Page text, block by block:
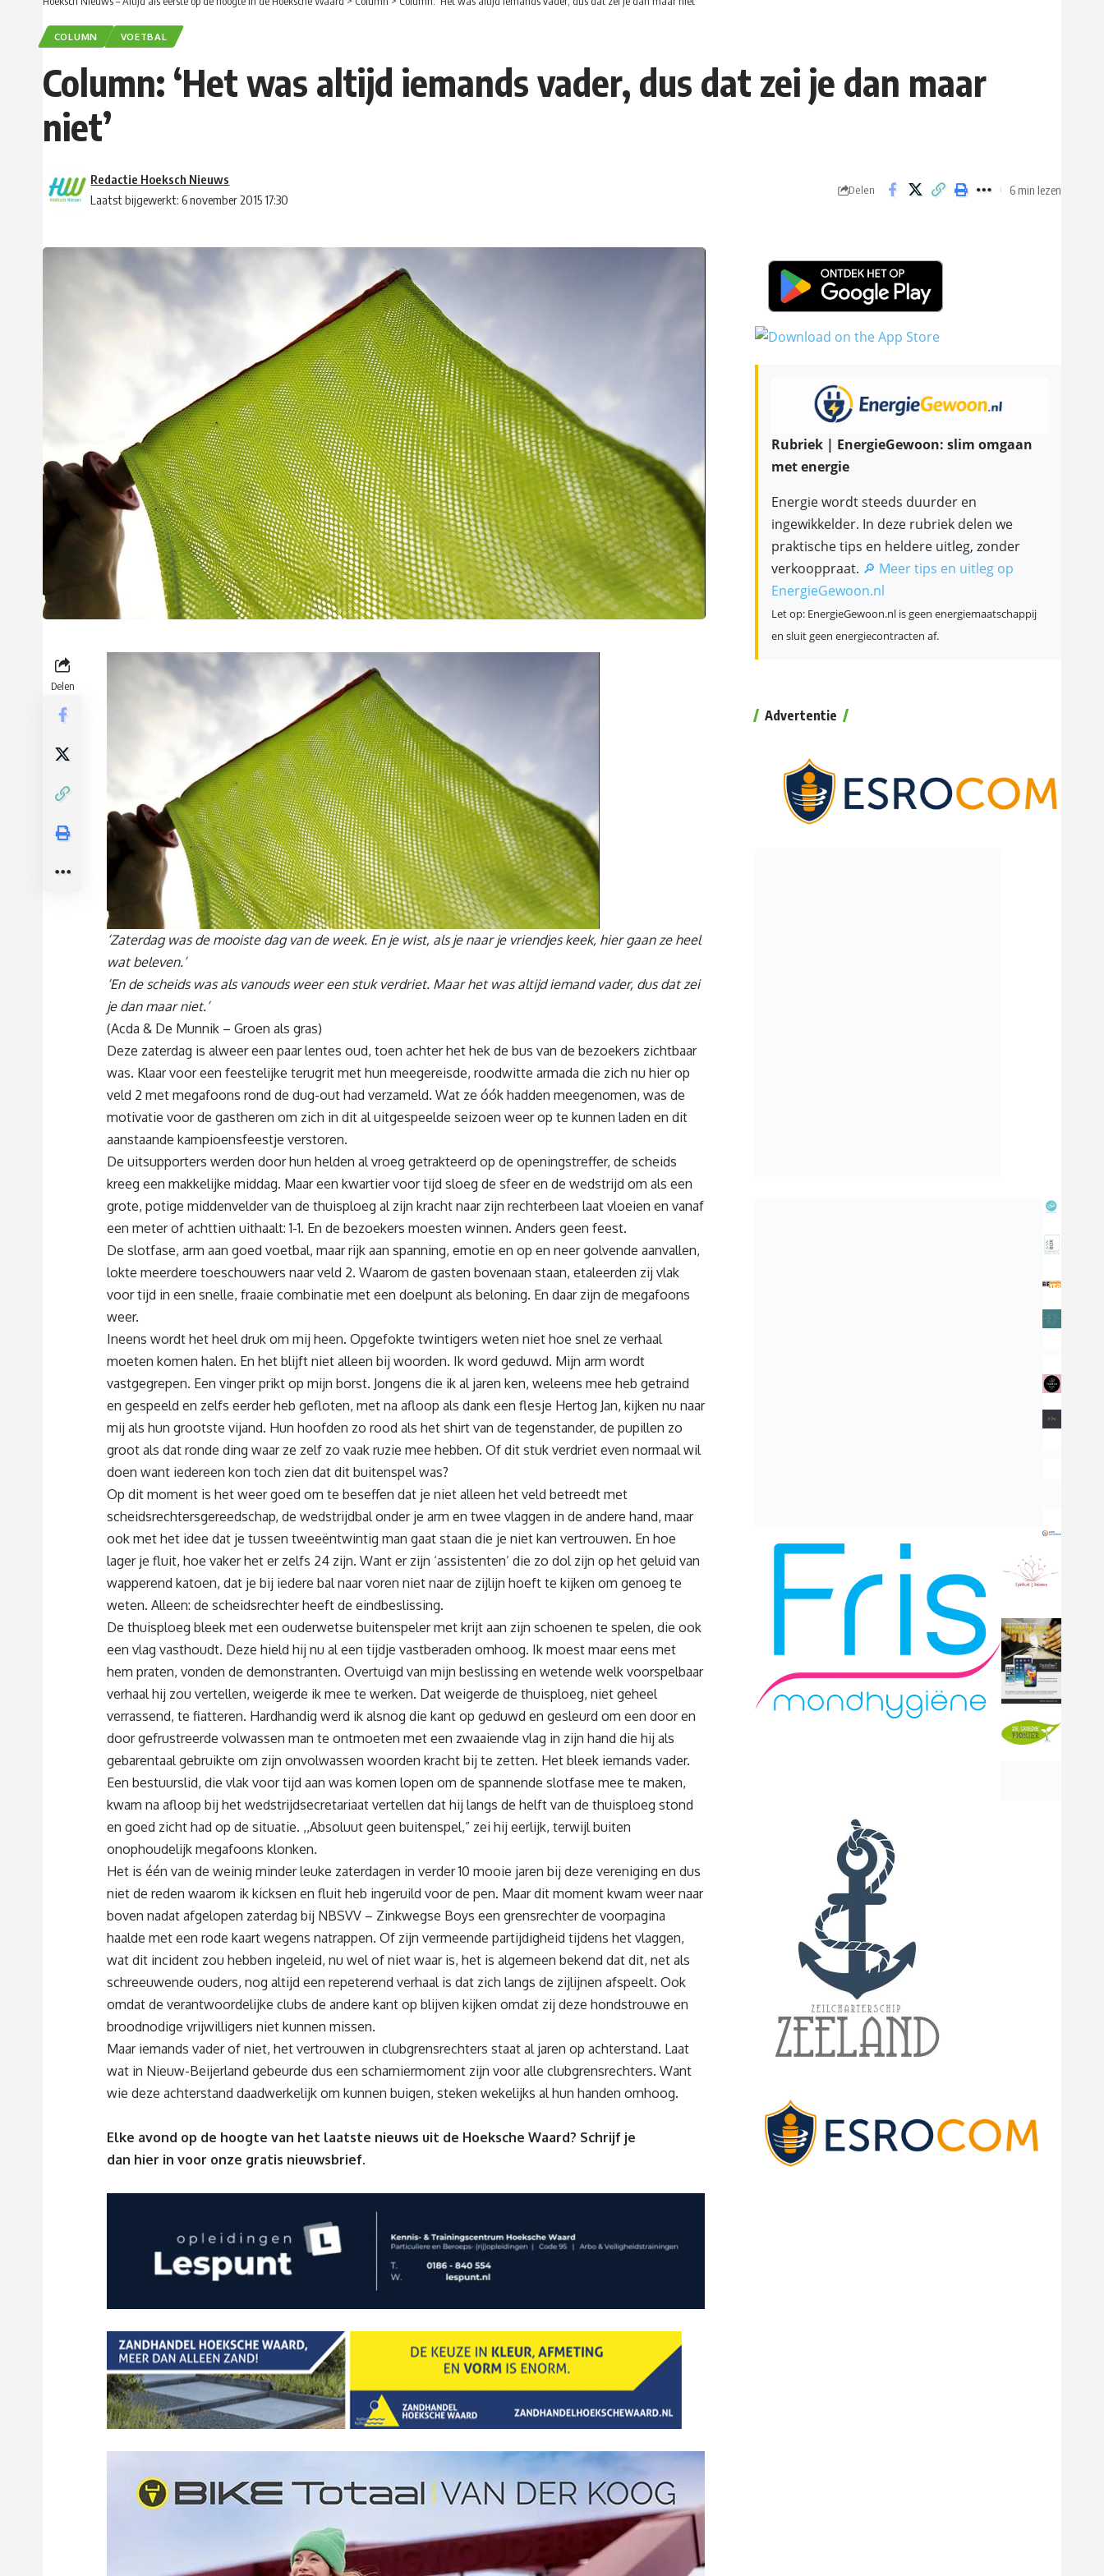
COLUMN VOETBAL
Column: ‘Het was altijd iemands vader, dus dat zei je dan maar
niet’
Laatst bijgewerkt: 6 november 2015 17:30
Redactie Hoeksch Nieuws
Delen 6 min lezen
Delen
‘Zaterdag was de mooiste dag van de week. En je wist, als je naar je vriendjes keek, hier gaan ze heel
wat beleven.’
‘En de scheids was als vanouds weer een stuk verdriet. Maar het was altijd iemand vader, dus dat zei
je dan maar niet.’
(Acda & De Munnik – Groen als gras)
Deze zaterdag is alweer een paar lentes oud, toen achter het hek de bus van de bezoekers zichtbaar
was. Klaar voor een feestelijke terugrit met hun meegereisde, roodwitte armada die zich nu hier op
veld 2 met megafoons rond de dug-out had verzameld. Wat ze óók hadden meegenomen, was de
motivatie voor de gastheren om zich in dit al uitgespeelde seizoen weer op te kunnen laden en dit
aanstaande kampioensfeestje verstoren.
De uitsupporters werden door hun helden al vroeg getrakteerd op de openingstreffer, de scheids
kreeg een makkelijke middag. Maar een kwartier voor tijd sloeg de sfeer en de wedstrijd om als een
grote, potige middenvelder van de thuisploeg al zijn kracht naar zijn rechterbeen laat vloeien en vanaf
een meter of achttien uithaalt: 1-1. En de bezoekers moesten winnen. Anders geen feest.
De slotfase, arm aan goed voetbal, maar rijk aan spanning, emotie en op en neer golvende aanvallen,
lokte meerdere toeschouwers naar veld 2. Waarom de gasten bovenaan staan, etaleerden zij vlak
voor tijd in een snelle, fraaie combinatie met een doelpunt als beloning. En daar zijn de megafoons
weer.
Ineens wordt het heel druk om mij heen. Opgefokte twintigers weten niet hoe snel ze verhaal
moeten komen halen. En het blijft niet alleen bij woorden. Ik word geduwd. Mijn arm wordt
vastgegrepen. Een vinger prikt op mijn borst. Jongens die ik al jaren ken, weleens mee heb getraind
en gespeeld en zelfs eerder heb gefloten, met na afloop als dank een flesje Hertog Jan, kijken nu naar
mij als hun grootste vijand. Hun hoofden zo rood als het shirt van de tegenstander, de pupillen zo
groot als dat ronde ding waar ze zelf zo vaak ruzie mee hebben. Of dit stuk verdriet even normaal wil
doen want iedereen kon toch zien dat dit buitenspel was?
Op dit moment is het weer goed om te beseffen dat je niet alleen het veld betreedt met
scheidsrechtersgereedschap, de wedstrijdbal onder je arm en twee vlaggen in de andere hand, maar
ook met het idee dat je tussen tweeëntwintig man gaat staan die je niet kan vertrouwen. En hoe
lager je fluit, hoe vaker het er zelfs 24 zijn. Want er zijn ‘assistenten’ die zo dol zijn op het geluid van
wapperend katoen, dat je bij iedere bal naar voren niet naar de zijlijn hoeft te kijken om genoeg te
weten. Alleen: de scheidsrechter heeft de eindbeslissing.
De thuisploeg bleek met een ouderwetse buitenspeler met krijt aan zijn schoenen te spelen, die ook
een vlag vasthoudt. Deze hield hij nu al een tijdje vastberaden omhoog. Ik moest maar eens met
hem praten, vonden de demonstranten. Overtuigd van mijn beslissing en wetende welk voorspelbaar
verhaal hij zou vertellen, weigerde ik mee te werken. Dat weigerde de thuisploeg, niet geheel
verrassend, te fiatteren. Hardhandig werd ik alsnog die kant op geduwd en gesleurd om een door en
door gefrustreerde volwassen man te ontmoeten met een zwaaiende vlag in zijn hand die hij als
gebarentaal gebruikte om zijn onvolwassen woorden kracht bij te zetten. Het bleek iemands vader.
Een bestuurslid, die vlak voor tijd aan was komen lopen om de spannende slotfase mee te maken,
kwam na afloop bij het wedstrijdsecretariaat vertellen dat hij langs de helft van de thuisploeg stond
en goed zicht had op de situatie. ,,Absoluut geen buitenspel,” zei hij eerlijk, terwijl buiten
onophoudelijk megafoons klonken.
Het is één van de weinig minder leuke zaterdagen in verder 10 mooie jaren bij deze vereniging en dus
niet de reden waarom ik kicksen en fluit heb ingeruild voor de pen. Maar dit moment kwam weer naar
boven nadat afgelopen zaterdag bij NBSVV – Zinkwegse Boys een grensrechter de voorpagina
haalde met een rode kaart wegens natrappen. Of zijn vermeende partijdigheid tijdens het vlaggen,
wat dit incident zou hebben ingeleid, nu wel of niet waar is, het is algemeen bekend dat dit, net als
schreeuwende ouders, nog altijd een repeterend verhaal is dat zich langs de zijlijnen afspeelt. Ook
omdat de verantwoordelijke clubs de andere kant op blijven kijken omdat zij deze hondstrouwe en
broodnodige vrijwilligers niet kunnen missen.
Maar iemands vader of niet, het vertrouwen in clubgrensrechters staat al jaren op achterstand. Laat
wat in Nieuw-Beijerland gebeurde dus een scharniermoment zijn voor alle clubgrensrechters. Want
wie deze achterstand daadwerkelijk om kunnen buigen, steken wekelijks al hun handen omhoog.
Elke avond op de hoogte van het laatste nieuws uit de Hoeksche Waard? Schrijf je
dan hier in voor onze gratis nieuwsbrief.
Rubriek | EnergieGewoon: slim omgaan
met energie
Energie wordt steeds duurder en
ingewikkelder. In deze rubriek delen we
praktische tips en heldere uitleg, zonder
verkooppraat. 🔎 Meer tips en uitleg op
EnergieGewoon.nl
Let op: EnergieGewoon.nl is geen energiemaatschappij
en sluit geen energiecontracten af.
Advertentie